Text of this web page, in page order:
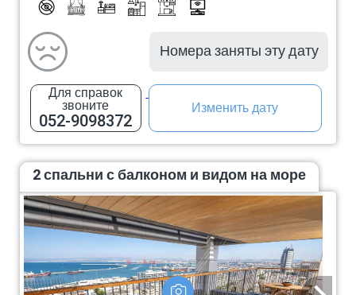
Номера заняты эту дату
Для справок
звоните
052-9098372
Изменить дату
2 спальни с балконом и видом на море